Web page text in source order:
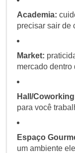
Academia:
precisar sair de
Market:
mercado dentro
Hall/
para você
Espaço
um ambiente